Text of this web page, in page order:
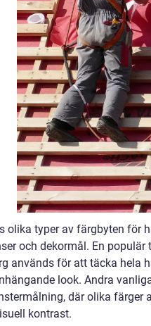
olika typer av färgbyten för
och dekormål. En
används för att täcka hela
look. Andra
där olika färger
kontrast.